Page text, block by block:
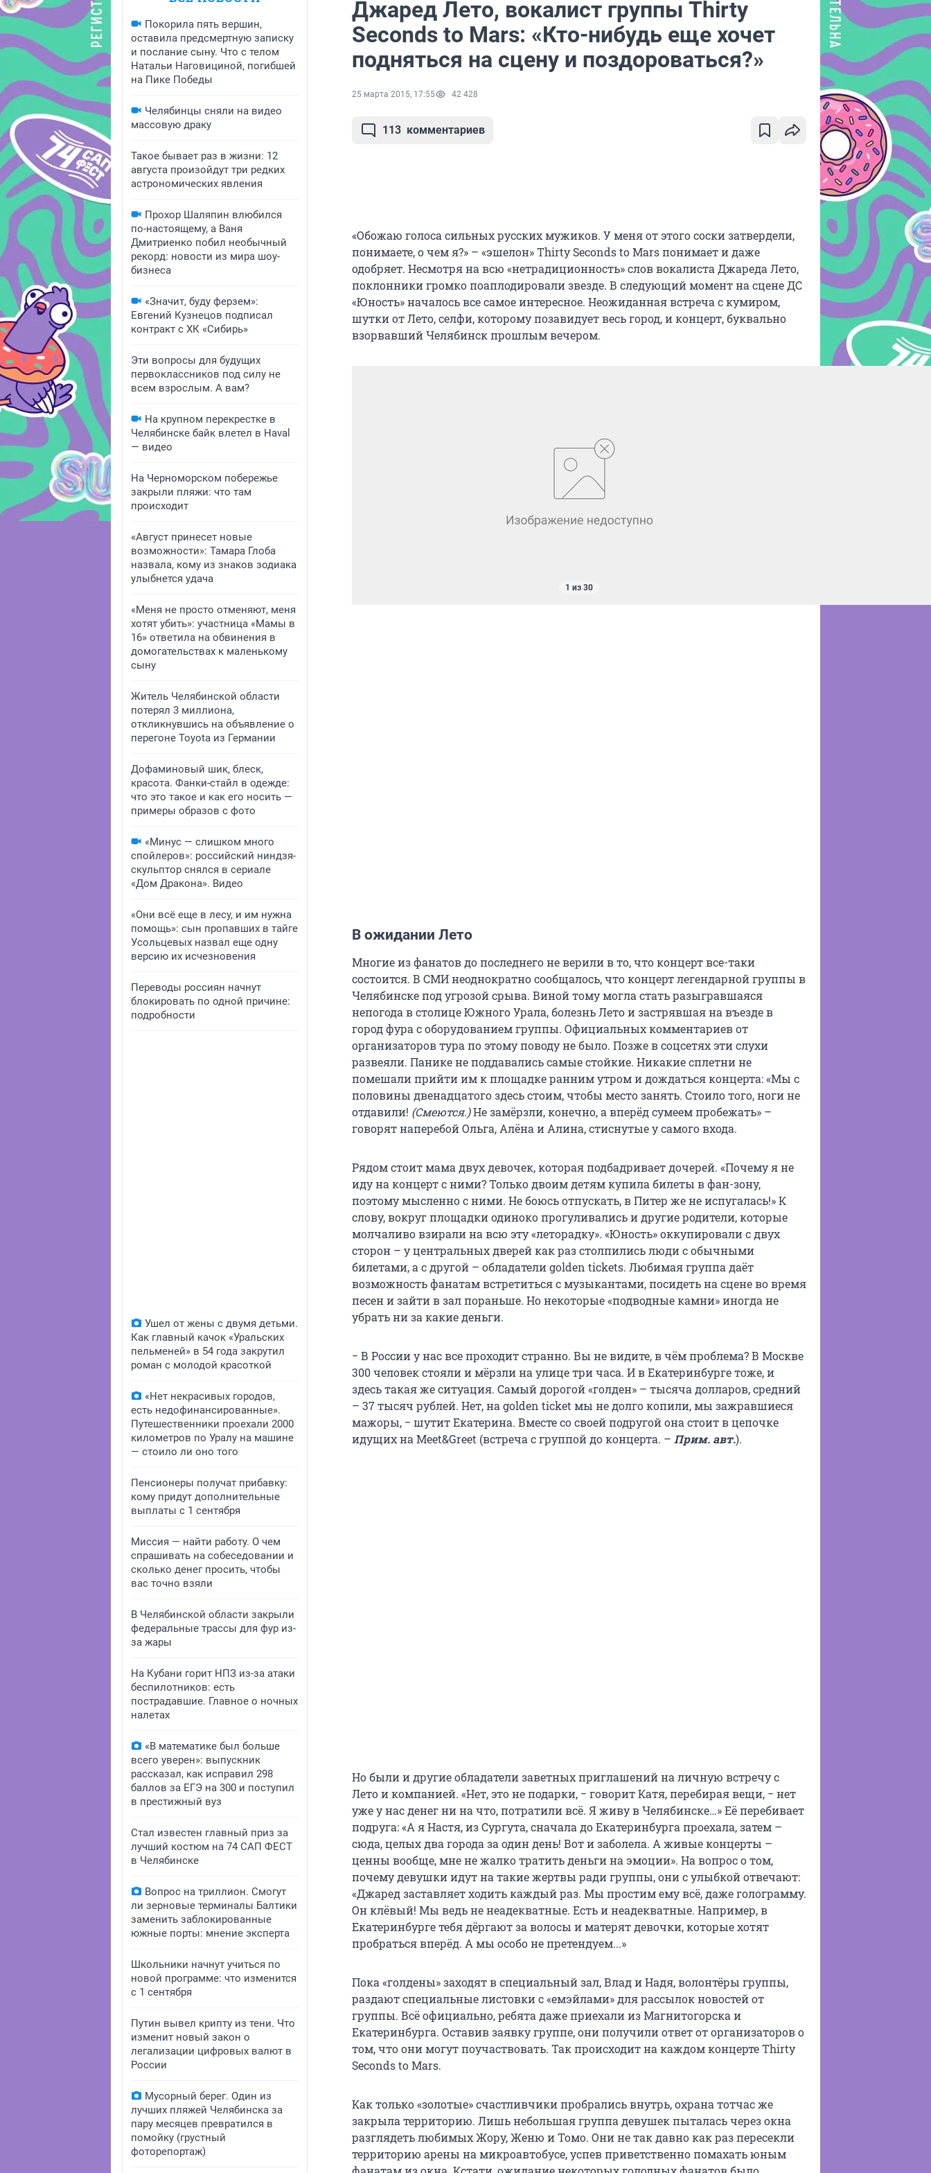
Покорила пять вершин,
оставила предсмертную записку
и послание сыну. Что с телом
Натальи Наговициной, погибшей
на Пике Победы
Челябинцы сняли на видео
массовую драку
Такое бывает раз в жизни: 12
августа произойдут три редких
астрономических явления
Прохор Шаляпин влюбился
по-настоящему, а Ваня
Дмитриенко побил необычный
рекорд: новости из мира шоу-
бизнеса
«Значит, буду ферзем»:
Евгений Кузнецов подписал
контракт с ХК «Сибирь»
Эти вопросы для будущих
первоклассников под силу не
всем взрослым. А вам?
На крупном перекрестке в
Челябинске байк влетел в Haval
— видео
На Черноморском побережье
закрыли пляжи: что там
происходит
«Август принесет новые
возможности»: Тамара Глоба
назвала, кому из знаков зодиака
улыбнется удача
«Меня не просто отменяют, меня
хотят убить»: участница «Мамы в
16» ответила на обвинения в
домогательствах к маленькому
сыну
Житель Челябинской области
потерял 3 миллиона,
откликнувшись на объявление о
перегоне Toyota из Германии
Дофаминовый шик, блеск,
красота. Фанки-стайл в одежде:
что это такое и как его носить —
примеры образов с фото
«Минус — слишком много
спойлеров»: российский ниндзя-
скульптор снялся в сериале
«Дом Дракона». Видео
«Они всё еще в лесу, и им нужна
помощь»: сын пропавших в тайге
Усольцевых назвал еще одну
версию их исчезновения
Переводы россиян начнут
блокировать по одной причине:
подробности
Ушел от жены с двумя детьми.
Как главный качок «Уральских
пельменей» в 54 года закрутил
роман с молодой красоткой
«Нет некрасивых городов,
есть недофинансированные».
Путешественники проехали 2000
километров по Уралу на машине
— стоило ли оно того
Пенсионеры получат прибавку:
кому придут дополнительные
выплаты с 1 сентября
Миссия — найти работу. О чем
спрашивать на собеседовании и
сколько денег просить, чтобы
вас точно взяли
В Челябинской области закрыли
федеральные трассы для фур из-
за жары
На Кубани горит НПЗ из-за атаки
беспилотников: есть
пострадавшие. Главное о ночных
налетах
«В математике был больше
всего уверен»: выпускник
рассказал, как исправил 298
баллов за ЕГЭ на 300 и поступил
в престижный вуз
Стал известен главный приз за
лучший костюм на 74 САП ФЕСТ
в Челябинске
Вопрос на триллион. Смогут
ли зерновые терминалы Балтики
заменить заблокированные
южные порты: мнение эксперта
Школьники начнут учиться по
новой программе: что изменится
с 1 сентября
Путин вывел крипту из тени. Что
изменит новый закон о
легализации цифровых валют в
России
Мусорный берег. Один из
лучших пляжей Челябинска за
пару месяцев превратился в
помойку (грустный
фоторепортаж)
Джаред Лето, вокалист группы Thirty
Seconds to Mars: «Кто-нибудь еще хочет
подняться на сцену и поздороваться?»
25 марта 2015, 17:55 42 428
113 комментариев
«Обожаю голоса сильных русских мужиков. У меня от этого соски затвердели,
понимаете, о чем я?» – «эшелон» Thirty Seconds to Mars понимает и даже
одобряет. Несмотря на всю «нетрадиционность» слов вокалиста Джареда Лето,
поклонники громко поаплодировали звезде. В следующий момент на сцене ДС
«Юность» началось все самое интересное. Неожиданная встреча с кумиром,
шутки от Лето, селфи, которому позавидует весь город, и концерт, буквально
взорвавший Челябинск прошлым вечером.
1 из 30
В ожидании Лето
Многие из фанатов до последнего не верили в то, что концерт все-таки
состоится. В СМИ неоднократно сообщалось, что концерт легендарной группы в
Челябинске под угрозой срыва. Виной тому могла стать разыгравшаяся
непогода в столице Южного Урала, болезнь Лето и застрявшая на въезде в
город фура с оборудованием группы. Официальных комментариев от
организаторов тура по этому поводу не было. Позже в соцсетях эти слухи
развеяли. Панике не поддавались самые стойкие. Никакие сплетни не
помешали прийти им к площадке ранним утром и дождаться концерта: «Мы с
половины двенадцатого здесь стоим, чтобы место занять. Стоило того, ноги не
отдавили! (Смеются.)Не замёрзли, конечно, а вперёд сумеем пробежать» –
говорят наперебой Ольга, Алёна и Алина, стиснутые у самого входа.
Рядом стоит мама двух девочек, которая подбадривает дочерей. «Почему я не
иду на концерт с ними? Только двоим детям купила билеты в фан-зону,
поэтому мысленно с ними. Не боюсь отпускать, в Питер же не испугалась!» К
слову, вокруг площадки одиноко прогуливались и другие родители, которые
молчаливо взирали на всю эту «леторадку». «Юность» оккупировали с двух
сторон – у центральных дверей как раз столпились люди с обычными
билетами, а с другой – обладатели golden tickets. Любимая группа даёт
возможность фанатам встретиться с музыкантами, посидеть на сцене во время
песен и зайти в зал пораньше. Но некоторые «подводные камни» иногда не
убрать ни за какие деньги.
− В России у нас все проходит странно. Вы не видите, в чём проблема? В Москве
300 человек стояли и мёрзли на улице три часа. И в Екатеринбурге тоже, и
здесь такая же ситуация. Самый дорогой «голден» – тысяча долларов, средний
– 37 тысяч рублей. Нет, на golden ticket мы не долго копили, мы зажравшиеся
мажоры, − шутит Екатерина. Вместе со своей подругой она стоит в цепочке
идущих на Meet&Greet (встреча с группой до концерта. – Прим. авт.).
Но были и другие обладатели заветных приглашений на личную встречу с
Лето и компанией. «Нет, это не подарки, − говорит Катя, перебирая вещи, − нет
уже у нас денег ни на что, потратили всё. Я живу в Челябинске…» Её перебивает
подруга: «А я Настя, из Сургута, сначала до Екатеринбурга проехала, затем –
сюда, целых два города за один день! Вот и заболела. А живые концерты –
ценны вообще, мне не жалко тратить деньги на эмоции». На вопрос о том,
почему девушки идут на такие жертвы ради группы, они с улыбкой отвечают:
«Джаред заставляет ходить каждый раз. Мы простим ему всё, даже голограмму.
Он клёвый! Мы ведь не неадекватные. Есть и неадекватные. Например, в
Екатеринбурге тебя дёргают за волосы и матерят девочки, которые хотят
пробраться вперёд. А мы особо не претендуем...»
Пока «голдены» заходят в специальный зал, Влад и Надя, волонтёры группы,
раздают специальные листовки с «емэйлами» для рассылок новостей от
группы. Всё официально, ребята даже приехали из Магнитогорска и
Екатеринбурга. Оставив заявку группе, они получили ответ от организаторов о
том, что они могут поучаствовать. Так происходит на каждом концерте Thirty
Seconds to Mars.
Как только «золотые» счастливчики пробрались внутрь, охрана тотчас же
закрыла территорию. Лишь небольшая группа девушек пыталась через окна
разглядеть любимых Жору, Женю и Томо. Они не так давно как раз пересекли
территорию арены на микроавтобусе, успев приветственно помахать юным